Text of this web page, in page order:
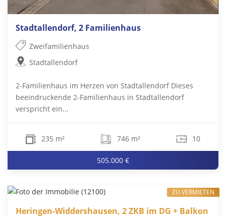
Stadtallendorf, 2 Familienhaus
Zweifamilienhaus
Stadtallendorf
2-Familienhaus im Herzen von Stadtallendorf Dieses
beeindruckende 2-Familienhaus in Stadtallendorf
verspricht ein...
235 m² 746 m² 10
505.000 €
Heringen-Widdershausen, 2 ZKB im DG + Balkon
ZU VERMIETEN